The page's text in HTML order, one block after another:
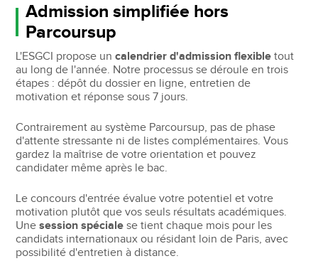
Admission simplifiée hors
Parcoursup
L'ESGCI propose uncalendrier d'admission flexible tout
au long de l'année. Notre processus se déroule en trois
étapes : dépôt du dossier en ligne, entretien de
motivation et réponse sous 7 jours.
Contrairement au système Parcoursup, pas de phase
d'attente stressante ni de listes complémentaires. Vous
gardez la maîtrise de votre orientation et pouvez
candidater même après le bac.
Le concours d'entrée évalue votre potentiel et votre
motivation plutôt que vos seuls résultats académiques.
Unesession spéciale se tient chaque mois pour les
candidats internationaux ou résidant loin de Paris, avec
possibilité d'entretien à distance.